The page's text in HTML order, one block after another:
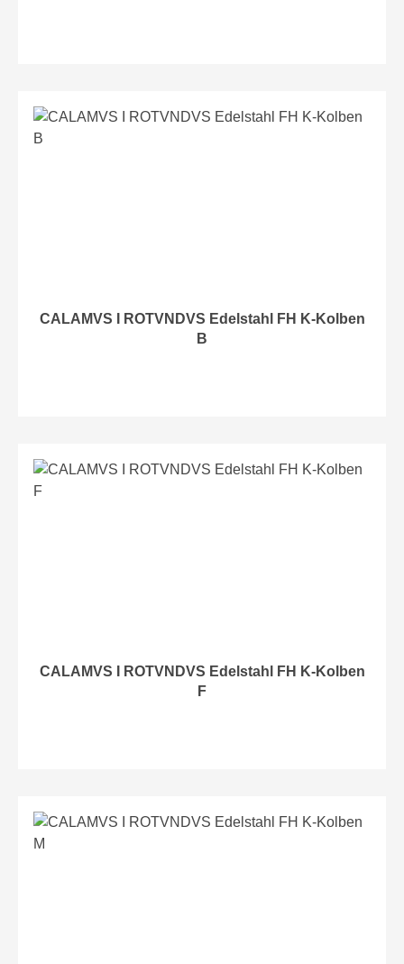
CALAMVS I ROTVNDVS Edelstahl FH K-Kolben
B
CALAMVS I ROTVNDVS Edelstahl FH K-Kolben
F